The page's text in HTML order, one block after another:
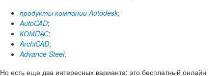
продукты компании Autodesk;
AutoCAD;
КОМПАС;
ArchiCAD;
Advance Steel.
Но есть еще два интересных варианта: это бесплатный онлайн